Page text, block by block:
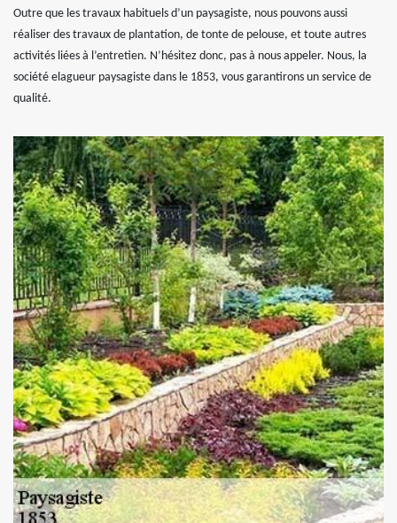
Outre que les travaux habituels d’un paysagiste, nous pouvons aussi
réaliser des travaux de plantation, de tonte de pelouse, et toute autres
activités liées à l’entretien. N’hésitez donc, pas à nous appeler. Nous, la
société elagueur paysagiste dans le 1853, vous garantirons un service de
qualité.